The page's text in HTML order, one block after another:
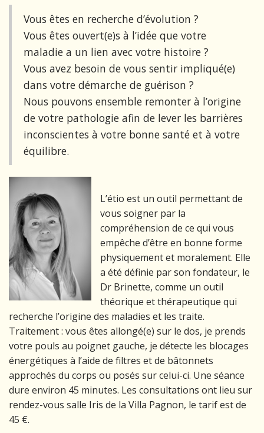
Vous êtes en recherche d’évolution ?
Vous êtes ouvert(e)s à l’idée que votre
maladie a un lien avec votre histoire ?
Vous avez besoin de vous sentir impliqué(e)
dans votre démarche de guérison ?
Nous pouvons ensemble remonter à l’origine
de votre pathologie afin de lever les barrières
inconscientes à votre bonne santé et à votre
équilibre.
L’étio est un outil permettant de
vous soigner par la
compréhension de ce qui vous
empêche d’être en bonne forme
physiquement et moralement. Elle
a été définie par son fondateur, le
Dr Brinette, comme un outil
théorique et thérapeutique qui
recherche l’origine des maladies et les traite.
Traitement : vous êtes allongé(e) sur le dos, je prends
votre pouls au poignet gauche, je détecte les blocages
énergétiques à l’aide de filtres et de bâtonnets
approchés du corps ou posés sur celui-ci. Une séance
dure environ 45 minutes. Les consultations ont lieu sur
rendez-vous salle Iris de la Villa Pagnon, le tarif est de
45 €.